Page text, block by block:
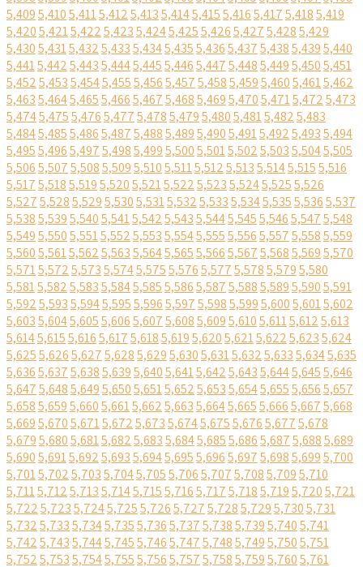
5,4095,4105,4115,4125,4135,4145,4155,4165,4175,4185,419
5,4205,4215,4225,4235,4245,4255,4265,4275,4285,429
5,4305,4315,4325,4335,4345,4355,4365,4375,4385,4395,440
5,4415,4425,4435,4445,4455,4465,4475,4485,4495,4505,451
5,4525,4535,4545,4555,4565,4575,4585,4595,4605,4615,462
5,4635,4645,4655,4665,4675,4685,4695,4705,4715,4725,473
5,4745,4755,4765,4775,4785,4795,4805,4815,4825,483
5,4845,4855,4865,4875,4885,4895,4905,4915,4925,4935,494
5,4955,4965,4975,4985,4995,5005,5015,5025,5035,5045,505
5,5065,5075,5085,5095,5105,5115,5125,5135,5145,5155,516
5,5175,5185,5195,5205,5215,5225,5235,5245,5255,526
5,5275,5285,5295,5305,5315,5325,5335,5345,5355,5365,537
5,5385,5395,5405,5415,5425,5435,5445,5455,5465,5475,548
5,5495,5505,5515,5525,5535,5545,5555,5565,5575,5585,559
5,5605,5615,5625,5635,5645,5655,5665,5675,5685,5695,570
5,5715,5725,5735,5745,5755,5765,5775,5785,5795,580
5,5815,5825,5835,5845,5855,5865,5875,5885,5895,5905,591
5,5925,5935,5945,5955,5965,5975,5985,5995,6005,6015,602
5,6035,6045,6055,6065,6075,6085,6095,6105,6115,6125,613
5,6145,6155,6165,6175,6185,6195,6205,6215,6225,6235,624
5,6255,6265,6275,6285,6295,6305,6315,6325,6335,6345,635
5,6365,6375,6385,6395,6405,6415,6425,6435,6445,6455,646
5,6475,6485,6495,6505,6515,6525,6535,6545,6555,6565,657
5,6585,6595,6605,6615,6625,6635,6645,6655,6665,6675,668
5,6695,6705,6715,6725,6735,6745,6755,6765,6775,678
5,6795,6805,6815,6825,6835,6845,6855,6865,6875,6885,689
5,6905,6915,6925,6935,6945,6955,6965,6975,6985,6995,700
5,7015,7025,7035,7045,7055,7065,7075,7085,7095,710
5,7115,7125,7135,7145,7155,7165,7175,7185,7195,7205,721
5,7225,7235,7245,7255,7265,7275,7285,7295,7305,731
5,7325,7335,7345,7355,7365,7375,7385,7395,7405,741
5,7425,7435,7445,7455,7465,7475,7485,7495,7505,751
5,7525,7535,7545,7555,7565,7575,7585,7595,7605,761